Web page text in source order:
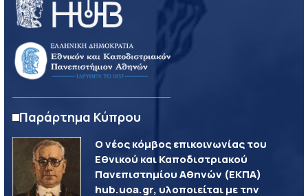
Παράρτημα Κύπρου
Ο νέος κόμβος επικοινωνίας του
Εθνικού και Καποδιστριακού
Πανεπιστημίου Αθηνών (ΕΚΠΑ)
hub.uoa.gr, υλοποιείται με την